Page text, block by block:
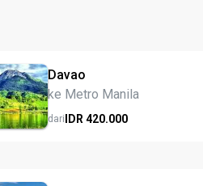
Davao
ke Metro Manila
dariIDR420.000